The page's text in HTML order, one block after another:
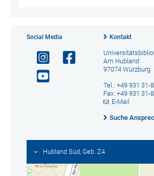
Social Media Kontakt
Am Hubland
97074 Würzburg
Tel.: +49 931 31-
Fax: +49 931 31-
E-Mail
Suche
Hubland Süd, Geb. Z4